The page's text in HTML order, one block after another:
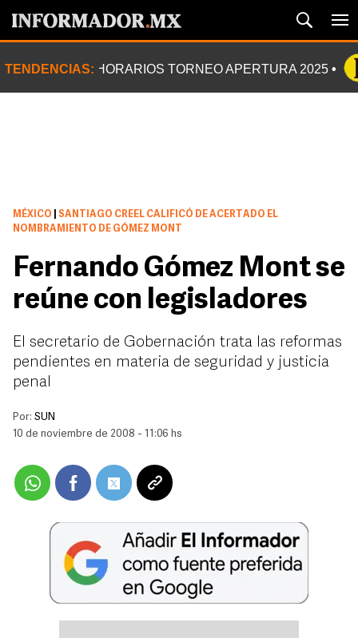
TENDENCIAS: HORARIOS TORNEO APERTURA 2025
MÉXICO
SANTIAGO CREEL CALIFICÓ DE ACERTADO EL
NOMBRAMIENTO DE GÓMEZ MONT
Fernando Gómez Mont se
reúne con legisladores
El secretario de Gobernación trata las reformas
pendientes en materia de seguridad y justicia
penal
Por: SUN
10 de noviembre de 2008 - 11:06 hs